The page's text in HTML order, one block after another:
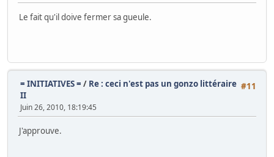
Le fait qu'il doive fermer sa gueule.
#11
= INITIATIVES = / Re : ceci n'est pas un gonzo littéraire
II
Juin 26, 2010, 18:19:45
J'approuve.